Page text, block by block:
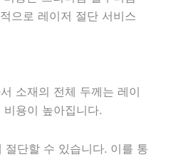
으로 레이저 절단 서비스
소재의 전체 두께는 레이
용이 높아집니다.
단할 수 있습니다. 이를 통